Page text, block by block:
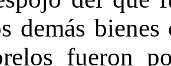
demás
fueron